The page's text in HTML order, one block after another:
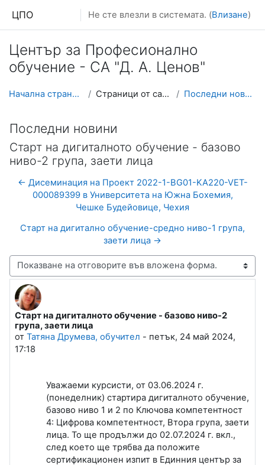
ЦПО Не сте влезли в системата. (Влизане)
Център за Професионално
обучение - СА "Д. А. Ценов"
Начална страница Страници от сайта Последни новини
Последни новини
Старт на дигиталното обучение - базово
ниво-2 група, заети лица
← Дисеминация на Проект 2022-1-BG01-KA220-VET-
000089399 в Университета на Южна Бохемия,
Чешке Будейовице, Чехия
Старт на дигитално обучение-средно ниво-1 група,
заети лица →
Начин на показване
Старт на дигиталното обучение - базово ниво-2
група, заети лица
от Татяна Друмева, обучител - петък, 24 май 2024,
17:18
Number of replies: 0
Уважаеми курсисти, от 03.06.2024 г.
(понеделник) стартира дигиталното обучение,
базово ниво 1 и 2 по Ключова компетентност
4: Цифрова компетентност, Втора група, заети
лица. То ще продължи до 02.07.2024 г. вкл.,
след което ще трябва да положите
сертификационен изпит в Единния център за